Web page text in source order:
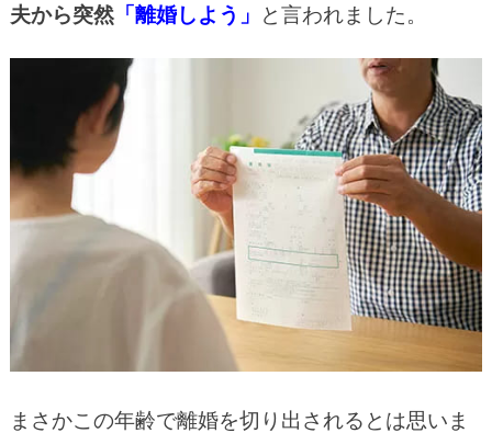
夫から突然「離婚しよう」 と言われました。
まさかこの年齢で離婚を切り出されるとは思いま